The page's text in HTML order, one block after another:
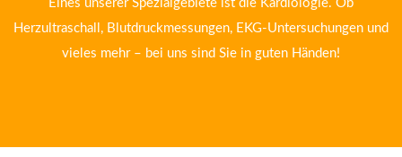
Eines unserer Spezialgebiete ist die Kardiologie. Ob
Herzultraschall, Blutdruckmessungen, EKG-Untersuchungen und
vieles mehr – bei uns sind Sie in guten Händen!